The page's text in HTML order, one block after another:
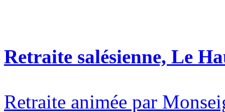
Retraite salésienne, Le
Retraite animée par